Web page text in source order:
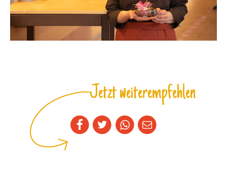
Jetzt weiterempfehlen